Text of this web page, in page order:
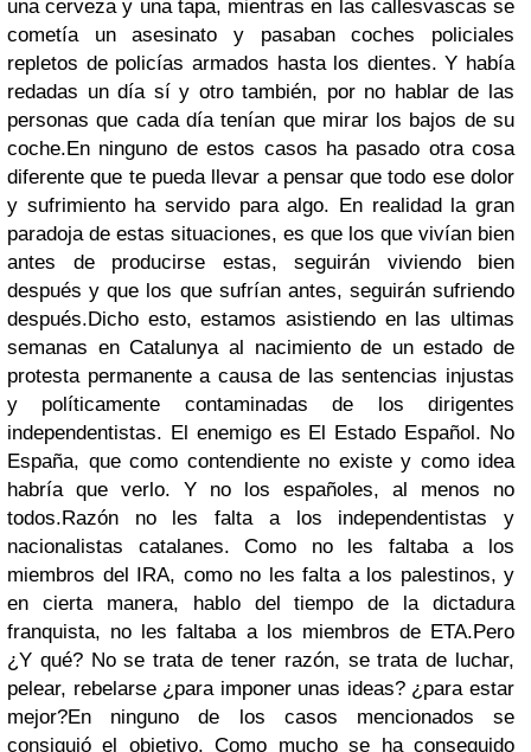
una cerveza y una tapa, mientras en las callesvascas se
cometía un asesinato y pasaban coches policiales
repletos de policías armados hasta los dientes. Y había
redadas un día sí y otro también, por no hablar de las
personas que cada día tenían que mirar los bajos de su
coche.En ninguno de estos casos ha pasado otra cosa
diferente que te pueda llevar a pensar que todo ese dolor
y sufrimiento ha servido para algo. En realidad la gran
paradoja de estas situaciones, es que los que vivían bien
antes de producirse estas, seguirán viviendo bien
después y que los que sufrían antes, seguirán sufriendo
después.Dicho esto, estamos asistiendo en las ultimas
semanas en Catalunya al nacimiento de un estado de
protesta permanente a causa de las sentencias injustas
y políticamente contaminadas de los dirigentes
independentistas. El enemigo es El Estado Español. No
España, que como contendiente no existe y como idea
habría que verlo. Y no los españoles, al menos no
todos.Razón no les falta a los independentistas y
nacionalistas catalanes. Como no les faltaba a los
miembros del IRA, como no les falta a los palestinos, y
en cierta manera, hablo del tiempo de la dictadura
franquista, no les faltaba a los miembros de ETA.Pero
¿Y qué? No se trata de tener razón, se trata de luchar,
pelear, rebelarse ¿para imponer unas ideas? ¿para estar
mejor?En ninguno de los casos mencionados se
consiguió el objetivo. Como mucho se ha conseguido